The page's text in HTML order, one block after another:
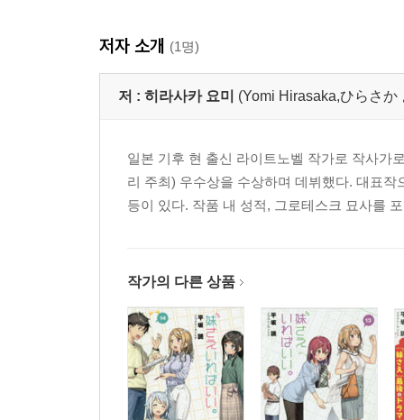
저자 소개 (1명)
저 : 히라사카 요미 (Yomi Hirasaka,ひらさか
일본 기후 현 출신 라이트노벨 작가로 작사가
리 주최) 우수상을 수상하며 데뷔했다. 대표
등이 있다. 작품 내 성적, 그로테스크 묘사를
작가의 다른 상품